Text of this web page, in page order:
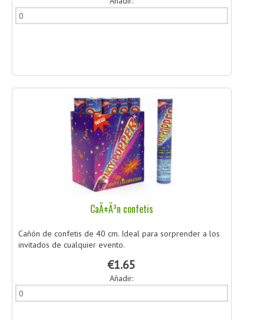
CaÃ±Ã³n confetis
Cañón de confetis de 40 cm. Ideal para sorprender a los
invitados de cualquier evento.
€1.65
Añadir: